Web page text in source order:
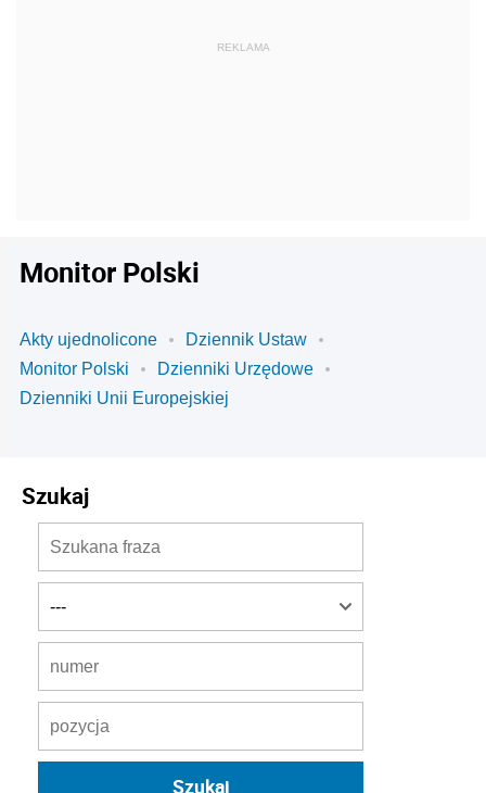
Monitor Polski
Akty ujednolicone
Dziennik Ustaw
Monitor Polski
Dzienniki Urzędowe
Dzienniki Unii Europejskiej
Szukaj